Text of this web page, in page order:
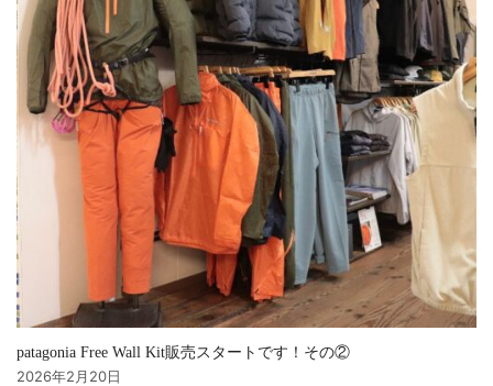
patagonia Free Wall Kit販売スタートです！その②
2026年2月20日